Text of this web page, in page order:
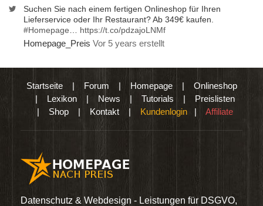
Suchen Sie nach einem fertigen Onlineshop für Ihren
Lieferservice oder Ihr Restaurant? Ab 349€ kaufen.
#Homepage
https://t.co/pdzajoLNMf
Homepage_Preis Vor 5 years erstellt
Startseite| Forum | Homepage| Onlineshop
| Lexikon | News | Tutorials | Preislisten
| Shop | Kontakt | Kundenlogin | Affiliate
Datenschutz & Webdesign - Leistungen für DSGVO,